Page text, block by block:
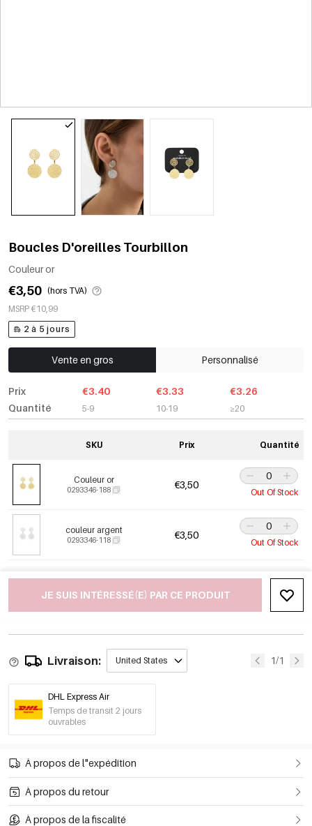
Boucles D'oreilles Tourbillon
Couleur or
€3,50 (hors TVA)
MSRP €10,99
2 à 5 jours
Vente en gros Personnalisé
Prix
Quantité
€3.40
5-9
€3.33
10-19
€3.26
≥20
SKU Prix Quantité
Couleur or
0293346-188 €3,50
Out Of Stock
couleur argent
0293346-118 €3,50
Out Of Stock
JE SUIS INTÉRESSÉ(E) PAR CE PRODUIT
Livraison: United States 1/1
DHL Express Air
Temps de transit 2 jours
ouvrables
À propos de l"expédition
À propos du retour
À propos de la fiscalité